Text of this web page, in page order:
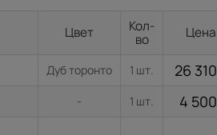
Цвет
Кол-
во
Цена
Дуб торонто 1 шт. 26 310
- 1 шт. 4 500